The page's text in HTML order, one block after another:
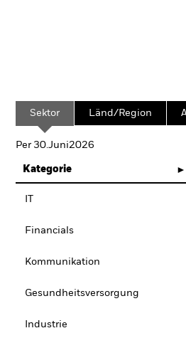
Sektor Länd/Region
Per 30.Juni2026
Kategorie
Financials
Kommunikation
Gesundheitsversorgung
Industrie